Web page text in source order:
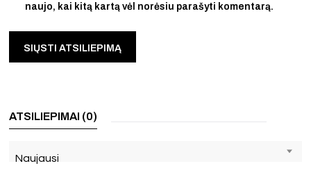
naujo, kai kitą kartą vėl norėsiu parašyti komentarą.
ATSILIEPIMAI (0)
Naujausi